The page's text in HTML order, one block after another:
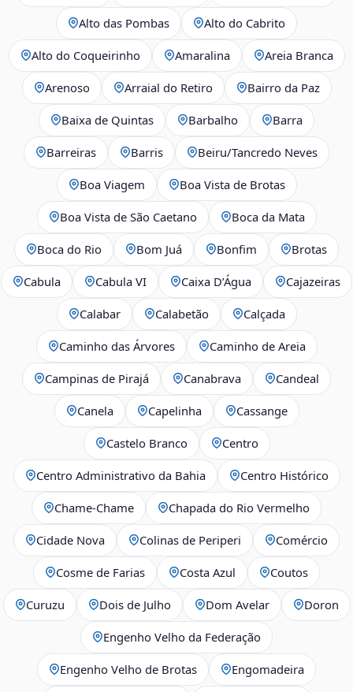
Alto das Pombas Alto do Cabrito
Alto do Coqueirinho Amaralina Areia Branca
Arenoso Arraial do Retiro Bairro da Paz
Baixa de Quintas Barbalho Barra
Barreiras Barris Beiru/Tancredo Neves
Boa Viagem Boa Vista de Brotas
Boa Vista de São Caetano Boca da Mata
Boca do Rio Bom Juá Bonfim Brotas
Cabula Cabula VI Caixa D’Água Cajazeiras
Calabar Calabetão Calçada
Caminho das Árvores Caminho de Areia
Campinas de Pirajá Canabrava Candeal
Canela Capelinha Cassange
Castelo Branco Centro
Centro Administrativo da Bahia Centro Histórico
Chame-Chame Chapada do Rio Vermelho
Cidade Nova Colinas de Periperi Comércio
Cosme de Farias Costa Azul Coutos
Curuzu Dois de Julho Dom Avelar Doron
Engenho Velho da Federação
Engenho Velho de Brotas Engomadeira